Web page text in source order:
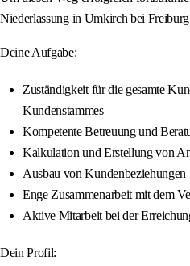
Niederlassung in Umkirch bei
Deine Aufgabe:
Zuständigkeit für die gesamte
Kundenstammes
Kompetente Betreuung und
Kalkulation und Erstellung von
Ausbau von Kundenbeziehungen
Enge Zusammenarbeit mit dem
Aktive Mitarbeit bei der
Dein Profil: